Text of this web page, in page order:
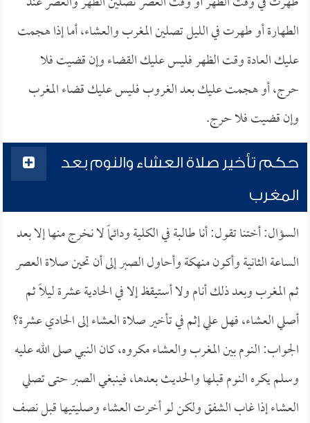
الطهارة أو طهرت في الليل تصلين المغرب والعشاء، أما إذا هجمت
عليك العادة وقت الظهر فليس عليك القضاء وإن قضيت فلا
حرج، أو هجمت عليك بعد الغروب فليس عليك قضاء المغرب
وإن قضيت فلا حرج.
حكم تأخير صلاة العشاء والنوم بعد
المغرب
السؤال: أختنا تقول: أنا طالبة في الكلية ودائماً لا نخرج منها إلا بعد
الساعة الثانية وأكون منهكة وأحاول الصبر إلى أن تحين صلاة العصر
ثم المغرب وبعد ذلك أنام ولا أستيقظ إلا في الحادية عشرة ليلاً ثم
أصلي العشاء، فهل علي إثم في تأخير صلاة العشاء إلى الحادي عشرة؟
الجواب: النوم بين المغرب والعشاء مكروه، كان النبي صلى الله عليه
وسلم يكره النوم قبلها والحديث بعدها، فينبغي الصبر حتى تصلي
العشاء إذا غاب الشفق ولكن لو أخرت العشاء وصليتيها قبل نصف